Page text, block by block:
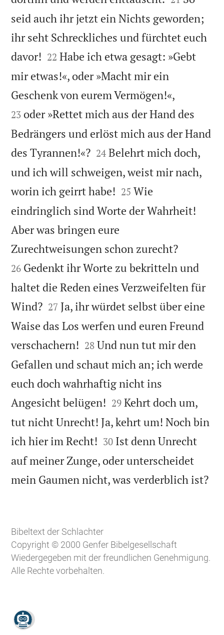
seid auch ihr jetzt ein Nichts geworden;
ihr seht Schreckliches und fürchtet euch
davor! 

22 Habe ich etwa gesagt: »Gebt
mir etwas!«, oder »Macht mir ein
Geschenk von eurem Vermögen!«,
23 oder »Rettet mich aus der Hand des
Bedrängers und erlöst mich aus der Hand
des Tyrannen!«?
24 Belehrt mich doch,
und ich will schweigen, weist mir nach,
worin ich geirrt habe! 

25 Wie
eindringlich sind Worte der Wahrheit!
Aber was bringen eure
Zurechtweisungen schon zurecht?
26 Gedenkt ihr Worte zu bekritteln und
haltet die Reden eines Verzweifelten für
Wind?
27 Ja, ihr würdet selbst über eine
Waise das Los werfen und euren Freund
verschachern! 

28 Und nun tut mir den
Gefallen und schaut mich an; ich werde
euch doch wahrhaftig nicht ins
Angesicht belügen! 

29 Kehrt doch um,
tut nicht Unrecht! Ja, kehrt um! Noch bin
ich hier im Recht! 

30 Ist denn Unrecht
auf meiner Zunge, oder unterscheidet
mein Gaumen nicht, was verderblich ist?
Bibeltext der Schlachter
Copyright © 2000 Genfer Bibelgesellschaft
Wiedergegeben mit der freundlichen Genehmigung.
Alle Rechte vorbehalten.